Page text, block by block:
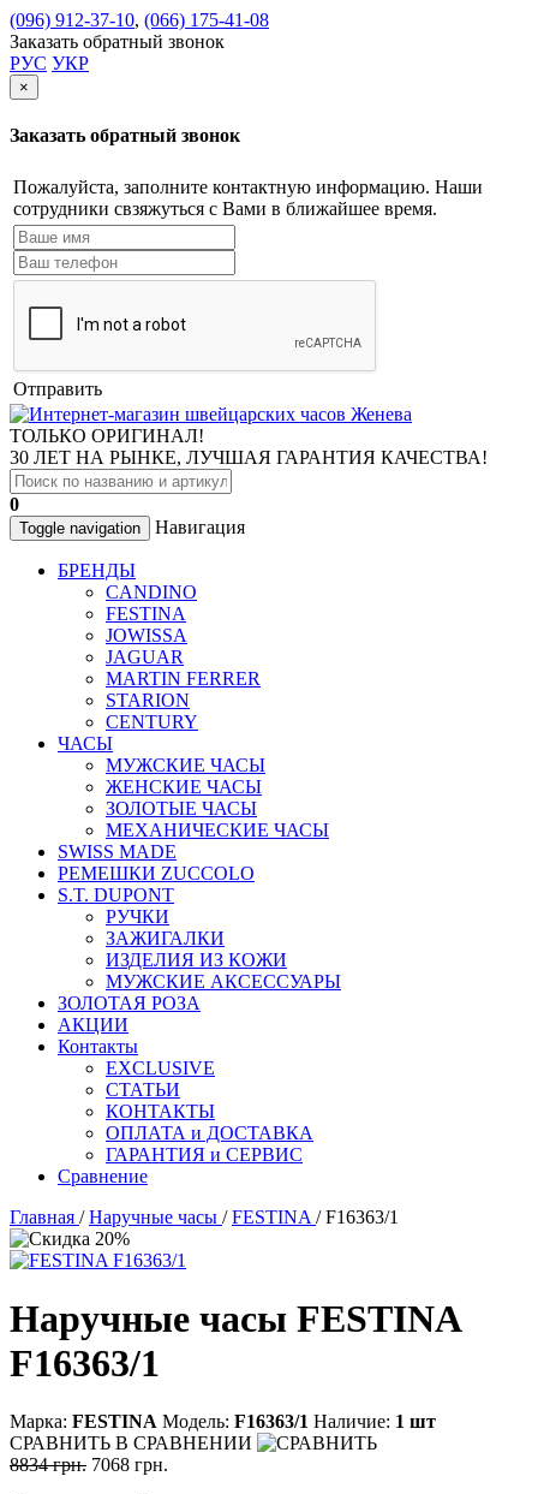
(096) 912-37-10, (066) 175-41-08
Заказать обратный звонок
РУС УКР
×
Заказать обратный звонок
Пожалуйста, заполните контактную информацию. Наши
сотрудники свзяжуться с Вами в ближайшее время.
Отправить
ТОЛЬКО ОРИГИНАЛ!
30 ЛЕТ НА РЫНКЕ, ЛУЧШАЯ ГАРАНТИЯ КАЧЕСТВА!
0
Toggle navigation Навигация
БРЕНДЫ
CANDINO
FESTINA
JOWISSA
JAGUAR
MARTIN FERRER
STARION
CENTURY
ЧАСЫ
МУЖСКИЕ ЧАСЫ
ЖЕНСКИЕ ЧАСЫ
ЗОЛОТЫЕ ЧАСЫ
МЕХАНИЧЕСКИЕ ЧАСЫ
SWISS MADE
РЕМЕШКИ ZUCCOLO
S.T. DUPONT
РУЧКИ
ЗАЖИГАЛКИ
ИЗДЕЛИЯ ИЗ КОЖИ
МУЖСКИЕ АКСЕССУАРЫ
ЗОЛОТАЯ РОЗА
АКЦИИ
Контакты
EXCLUSIVE
СТАТЬИ
КОНТАКТЫ
ОПЛАТА и ДОСТАВКА
ГАРАНТИЯ и СЕРВИС
Сравнение
Главная /Наручные часы /FESTINA / F16363/1
Наручные часы FESTINA
F16363/1
Марка: FESTINA Модель: F16363/1 Наличие: 1 шт
СРАВНИТЬ В СРАВНЕНИИ
8834 грн. 7068 грн.